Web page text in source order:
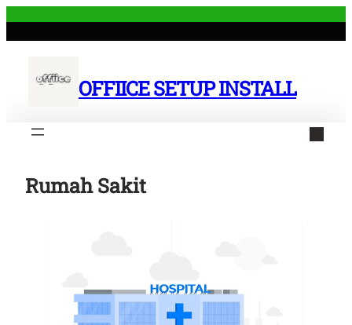
OFFIICE SETUP INSTALL
Rumah Sakit